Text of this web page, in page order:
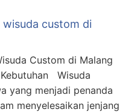
custom di
Custom di Malang
Wisuda
yang menjadi penanda
menyelesaikan jenjang